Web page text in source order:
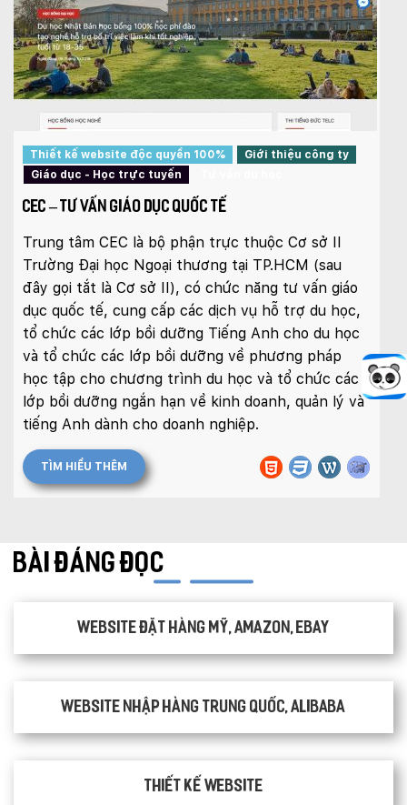
Thiết kế website độc quyền 100%
Giới thiệu công ty
Giáo dục - Học trực tuyến
CEC – TƯ VẤN GIÁO DỤC QUỐC TẾ
Trung tâm CEC là bộ phận trực thuộc Cơ sở II
Trường Đại học Ngoại thương tại TP.HCM (sau
đây gọi tắt là Cơ sở II), có chức năng tư vấn giáo
dục quốc tế, cung cấp các dịch vụ hỗ trợ du học,
tổ chức các lớp bồi dưỡng Tiếng Anh cho du học
và tổ chức các lớp bồi dưỡng về phương pháp
học tập cho chương trình du học và tổ chức các
lớp bồi dưỡng ngắn hạn về kinh doanh, quản lý và
tiếng Anh dành cho doanh nghiệp.
TÌM HIỂU THÊM
BÀI ĐÁNG ĐỌC
Website đặt hàng Mỹ, Amazon, Ebay
Website nhập hàng Trung Quốc, Alibaba
Thiết kế website